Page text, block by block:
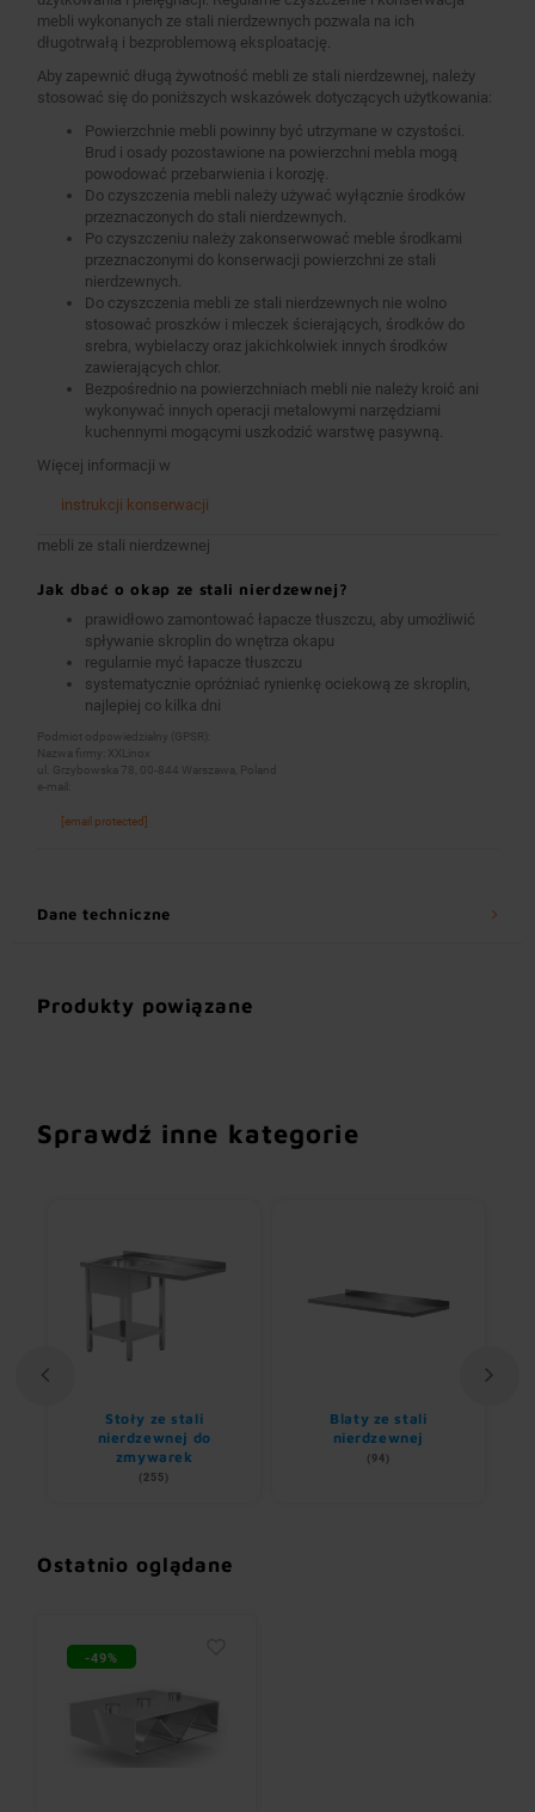
mebli wykonanych ze stali nierdzewnych pozwala na ich
długotrwałą i bezproblemową eksploatację.
Aby zapewnić długą żywotność mebli ze stali nierdzewnej, należy
stosować się do poniższych wskazówek dotyczących użytkowania:
Powierzchnie mebli powinny być utrzymane w czystości.
Brud i osady pozostawione na powierzchni mebla mogą
powodować przebarwienia i korozję.
Do czyszczenia mebli należy używać wyłącznie środków
przeznaczonych do stali nierdzewnych.
Po czyszczeniu należy zakonserwować meble środkami
przeznaczonymi do konserwacji powierzchni ze stali
nierdzewnych.
Do czyszczenia mebli ze stali nierdzewnych nie wolno
stosować proszków i mleczek ścierających, środków do
srebra, wybielaczy oraz jakichkolwiek innych środków
zawierających chlor.
Bezpośrednio na powierzchniach mebli nie należy kroić ani
wykonywać innych operacji metalowymi narzędziami
kuchennymi mogącymi uszkodzić warstwę pasywną.
Więcej informacji w
instrukcji konserwacji
mebli ze stali nierdzewnej
Jak dbać o okap ze stali nierdzewnej?
prawidłowo zamontować łapacze tłuszczu, aby umożliwić
spływanie skroplin do wnętrza okapu
regularnie myć łapacze tłuszczu
systematycznie opróżniać rynienkę ociekową ze skroplin,
najlepiej co kilka dni
Podmiot odpowiedzialny (GPSR):
Nazwa firmy: XXLinox
ul. Grzybowska 78, 00-844 Warszawa, Poland
e-mail:
[email protected]
Dane techniczne
Produkty powiązane
Sprawdź inne kategorie
Stoły ze stali
nierdzewnej do
zmywarek
(255)
Blaty ze stali
nierdzewnej
(94)
Ostatnio oglądane
-49%